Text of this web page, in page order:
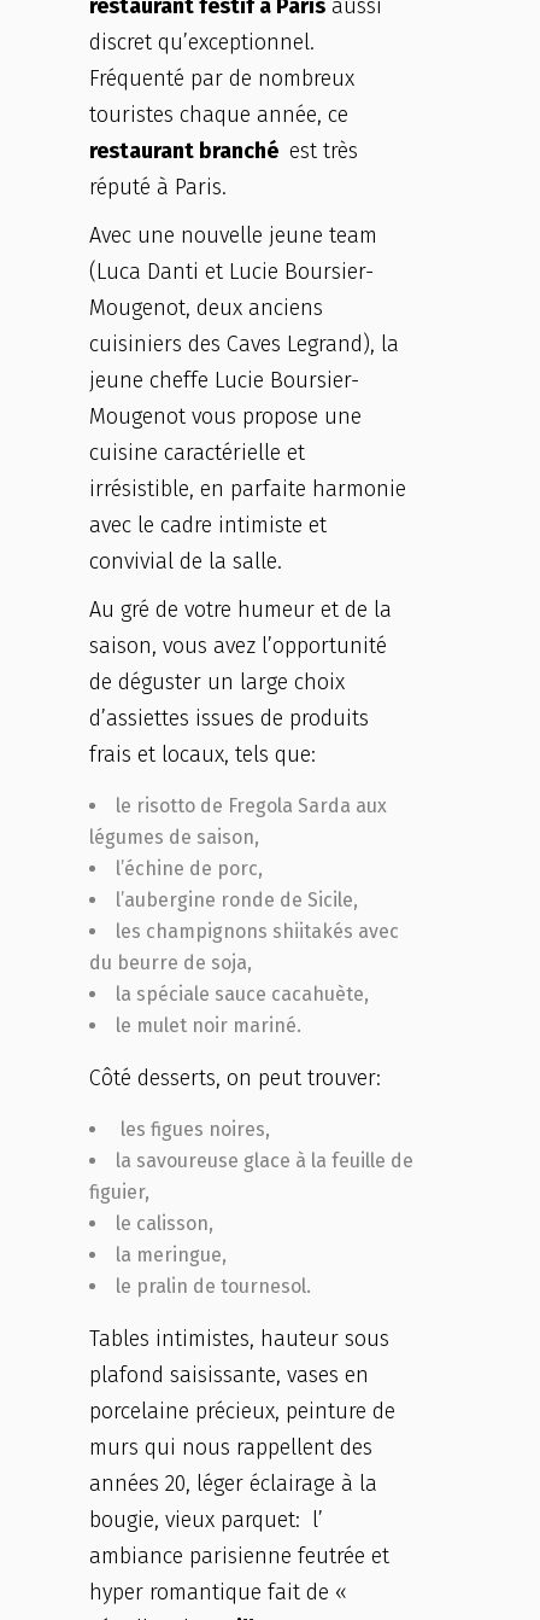
restaurant festif à Paris aussi
discret qu’exceptionnel.
Fréquenté par de nombreux
touristes chaque année, ce
restaurant branché est très
réputé à Paris.
Avec une nouvelle jeune team
(Luca Danti et Lucie Boursier-
Mougenot, deux anciens
cuisiniers des Caves Legrand), la
jeune cheffe Lucie Boursier-
Mougenot vous propose une
cuisine caractérielle et
irrésistible, en parfaite harmonie
avec le cadre intimiste et
convivial de la salle.
Au gré de votre humeur et de la
saison, vous avez l’opportunité
de déguster un large choix
d’assiettes issues de produits
frais et locaux, tels que:
le risotto de Fregola Sarda aux
légumes de saison,
l’échine de porc,
l’aubergine ronde de Sicile,
les champignons shiitakés avec
du beurre de soja,
la spéciale sauce cacahuète,
le mulet noir mariné.
Côté desserts, on peut trouver:
les figues noires,
la savoureuse glace à la feuille de
figuier,
le calisson,
la meringue,
le pralin de tournesol.
Tables intimistes, hauteur sous
plafond saisissante, vases en
porcelaine précieux, peinture de
murs qui nous rappellent des
années 20, léger éclairage à la
bougie, vieux parquet: l’
ambiance parisienne feutrée et
hyper romantique fait de «